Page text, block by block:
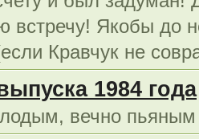
встречу! Якобы до
Кравчук не
1984 года
вечно